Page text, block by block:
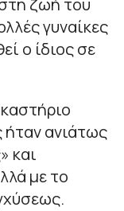
ζωή του
γυναίκες
ο ίδιος σε
ήταν ανιάτως
και
με το